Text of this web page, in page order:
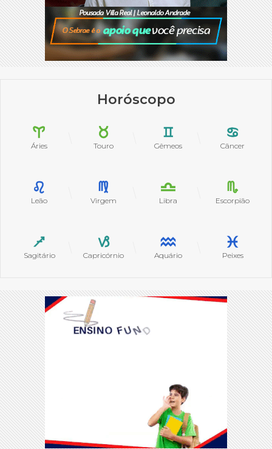
Horóscopo
Áries Touro Gêmeos Câncer
Leão Virgem Libra Escorpião
Sagitário Capricórnio Aquário Peixes